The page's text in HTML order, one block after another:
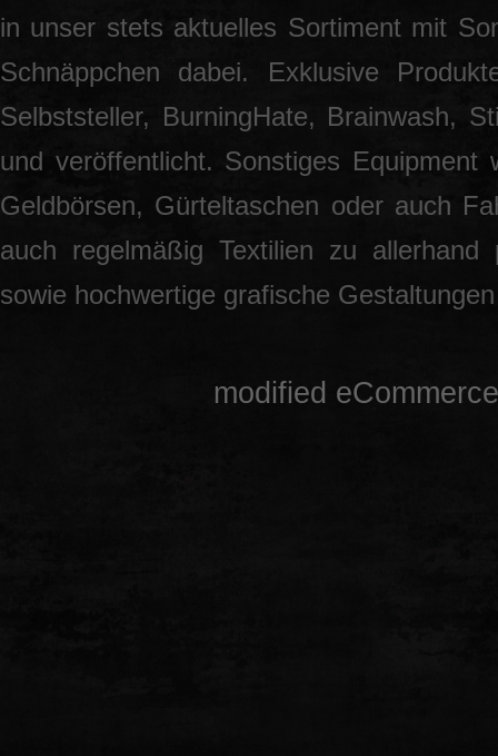
in unser stets aktuelles Sortiment mit
Schnäppchen dabei. Exklusive
Selbststeller, BurningHate, Brainwash,
und veröffentlicht. Sonstiges Equipment
Geldbörsen, Gürteltaschen oder auch
auch regelmäßig Textilien zu allerhand
sowie hochwertige grafische
mod ified